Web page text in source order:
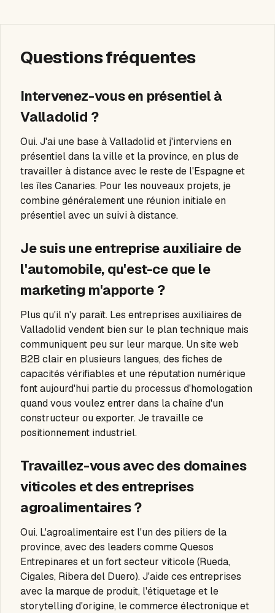
Questions fréquentes
Intervenez-vous en présentiel à
Valladolid ?
Oui. J'ai une base à Valladolid et j'interviens en
présentiel dans la ville et la province, en plus de
travailler à distance avec le reste de l'Espagne et
les îles Canaries. Pour les nouveaux projets, je
combine généralement une réunion initiale en
présentiel avec un suivi à distance.
Je suis une entreprise auxiliaire de
l'automobile, qu'est-ce que le
marketing m'apporte ?
Plus qu'il n'y paraît. Les entreprises auxiliaires de
Valladolid vendent bien sur le plan technique mais
communiquent peu sur leur marque. Un site web
B2B clair en plusieurs langues, des fiches de
capacités vérifiables et une réputation numérique
font aujourd'hui partie du processus d'homologation
quand vous voulez entrer dans la chaîne d'un
constructeur ou exporter. Je travaille ce
positionnement industriel.
Travaillez-vous avec des domaines
viticoles et des entreprises
agroalimentaires ?
Oui. L'agroalimentaire est l'un des piliers de la
province, avec des leaders comme Quesos
Entrepinares et un fort secteur viticole (Rueda,
Cigales, Ribera del Duero). J'aide ces entreprises
avec la marque de produit, l'étiquetage et le
storytelling d'origine, le commerce électronique et